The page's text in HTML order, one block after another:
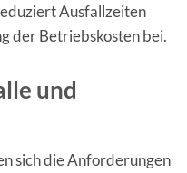
Ausfallzeiten
der Betriebskosten bei.
und
sich die Anforderungen